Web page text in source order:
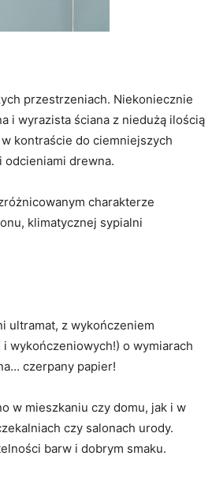
przestrzeniach. Niekoniecznie
i wyrazista ściana z niedużą ilością
kontraście do ciemniejszych
odcieniami drewna.
charakterze
klimatycznej sypialni
ultramat, z wykończeniem
i wykończeniowych!) o wymiarach
czerpany papier!
w mieszkaniu czy domu, jak i w
czy salonach urody.
barw i dobrym smaku.